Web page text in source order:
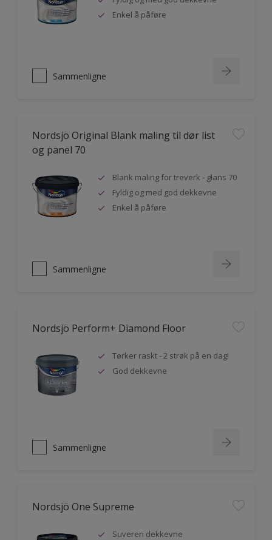
Enkel å påføre
Sammenligne
Nordsjö Original Blank maling til dør list
og panel 70
Blank maling for treverk - glans 70
Fyldig og med god dekkevne
Enkel å påføre
Sammenligne
Nordsjö Perform+ Diamond Floor
Tørker raskt - 2 strøk på en dag!
God dekkevne
Sammenligne
Nordsjö One Supreme
Suveren dekkevne